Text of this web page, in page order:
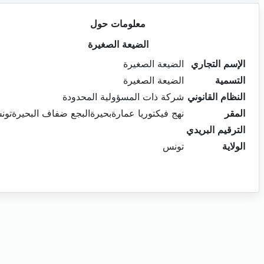
معلومات حول
الضيعة الصغيرة
الإسم التجاري
الضيعة الصغيرة
التسمية
الضيعة الصغيرة
النظام القانوني شركة ذات المسؤولية المحدودة
المقر
نهج فيكتوريا عمارةبحيرةالبجع ضفاف
الترقيم البريدي
الولاية
تونس